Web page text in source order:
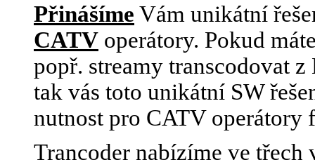
Přinášíme Vám unikátní
CATV operátory. Pokud
popř. streamy transcodovat
tak vás toto unikátní SW
nutnost pro CATV operátory
Trancoder nabízíme ve třech